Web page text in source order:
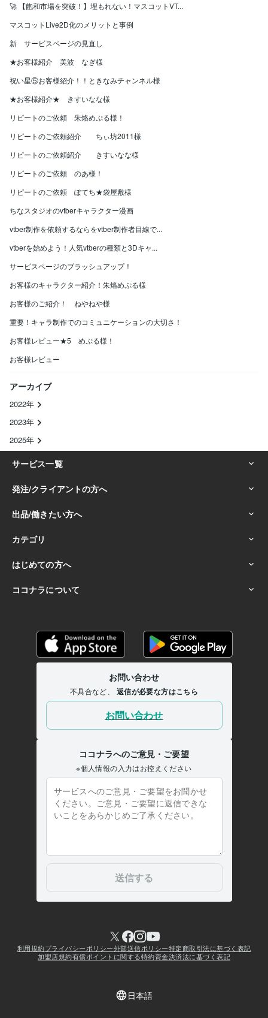
🚀 【飽和市場を突破！】埋もれない！マスコットVT...
マスコットLive2D化のメリットと事例
新 サービスページの見直し
★お客様紹介 美波 なぎ様
祝い星⑤お客様紹介！！ときなみチャンネル様
★お客様紹介★ きすいなな様
リピートのご依頼 朱烙めぷる様！
リピートのご依頼紹介 ちぃ坊2011様
リピートのご依頼紹介 きすいなな様
リピートのご依頼 のあ様！
リピートのご依頼 ぽてち★袋屋敷様
ちなスタジオのvtberキャラクター漫画
vtber制作を依頼するならをvtber制作者目線で...
vtberを始めよう！人気vtberの種類と3Dキャ...
サービスページのブラッシュアップ！
お客様のキャラクター紹介！朱烙めぷる様
お客様のご紹介！ ねやねや様
重要！キャラ制作でのコミュニケーションの大切さ！
お客様レビュー★5 めぷる様！
お客様レビュー
アーカイブ
2022年
2023年
2025年